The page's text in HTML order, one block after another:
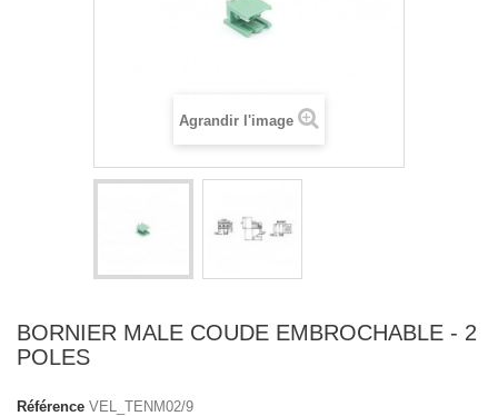
Agrandir l'image
BORNIER MALE COUDE EMBROCHABLE - 2
POLES
Référence VEL_TENM02/9